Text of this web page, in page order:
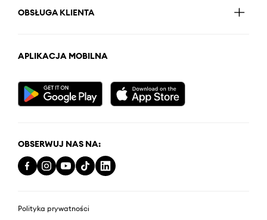
OBSŁUGA KLIENTA
APLIKACJA MOBILNA
OBSERWUJ NAS NA:
Polityka prywatności